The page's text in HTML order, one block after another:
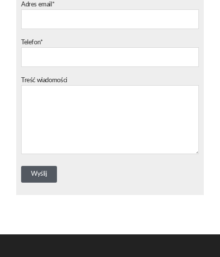
Adres email*
Telefon*
Treść wiadomości